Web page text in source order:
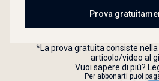
Prova
*La prova gratuita consiste
articolo/video al
Vuoi sapere di più?
Per abbonarti puoi